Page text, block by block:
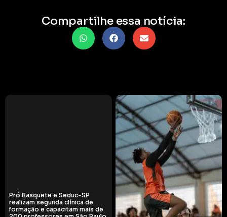
Compartilhe essa notícia:
Pró Basquete e Seduc-SP
realizam segunda clínica de
formação e capacitam mais de